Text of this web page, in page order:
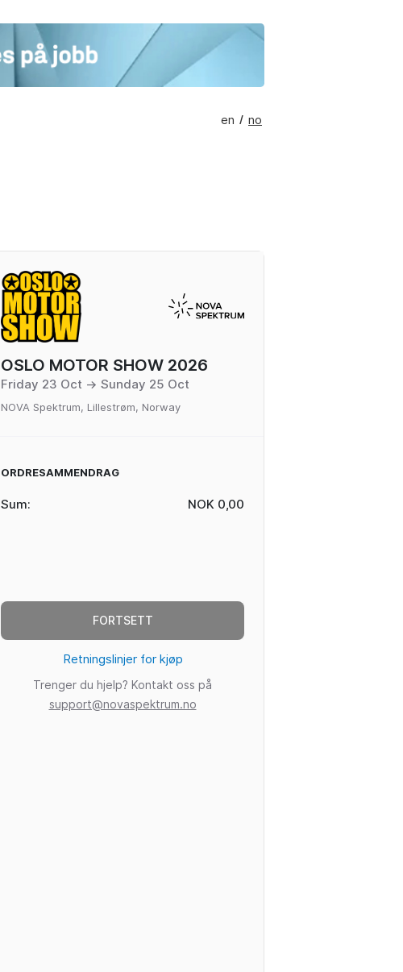
en / no
OSLO MOTOR SHOW 2026
Friday 23 Oct → Sunday 25 Oct
NOVA Spektrum, Lillestrøm, Norway
ORDRESAMMENDRAG
Sum: NOK 0,00
FORTSETT
Retningslinjer for kjøp
Trenger du hjelp? Kontakt oss på
support@novaspektrum.no